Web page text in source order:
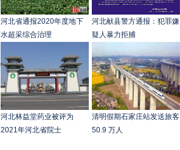
河北省通报2020年度地下
水超采综合治理
河北献县警方通报：犯罪嫌
疑人暴力拒捕
河北林益堂药业被评为
2021年河北省院士
清明假期石家庄站发送旅客
50.9 万人